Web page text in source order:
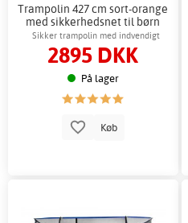
Trampolin 427 cm sort-orange
med sikkerhedsnet til børn
Sikker trampolin med indvendigt
sikkerhedsnet
2895 DKK
På lager
Køb